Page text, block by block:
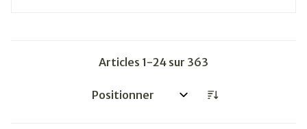
Articles 1-24 sur 363
Trier par: